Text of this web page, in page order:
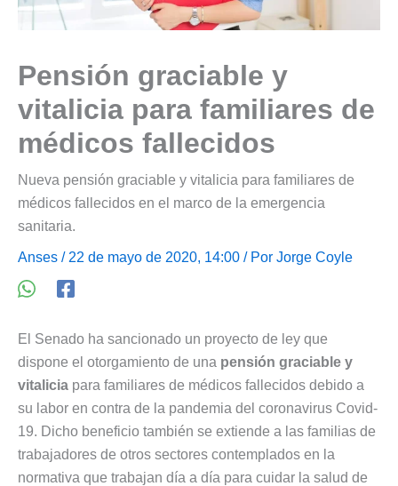
Pensión graciable y
vitalicia para familiares de
médicos fallecidos
Nueva pensión graciable y vitalicia para familiares de
médicos fallecidos en el marco de la emergencia
sanitaria.
Anses / 22 de mayo de 2020, 14:00 / Por Jorge Coyle
El Senado ha sancionado un proyecto de ley que
dispone el otorgamiento de una pensión graciable y
vitalicia para familiares de médicos fallecidos debido a
su labor en contra de la pandemia del coronavirus Covid-
19. Dicho beneficio también se extiende a las familias de
trabajadores de otros sectores contemplados en la
normativa que trabajan día a día para cuidar la salud de